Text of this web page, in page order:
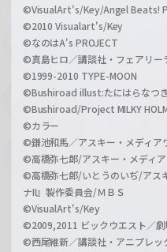
©VisualArt's/Key/Angel Beats!
©2010 Visualart's/Key
©なのはA's PROJECT
©真島ヒロ／講談社・フェアリー
©1999-2010 TYPE-MOON
©Bushiroad illust:たにはらなつ
©Bushiroad/Project MILKY
©カラー
©鎌池和馬／アスキー・メディア
©高橋弥七郎/アスキー・メディ
©高橋弥七郎/いとうのいぢ/アス
ナII』製作委員会/ＭＢＳ
©VisualArt's/Key
©2009,2011 ビックウエスト／
©西尾維新／講談社・アニプレッ